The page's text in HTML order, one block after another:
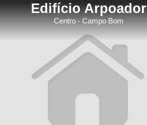
Edifício Arpoador
Centro - Campo Bom